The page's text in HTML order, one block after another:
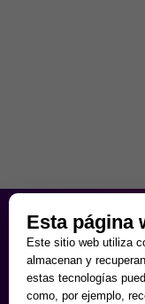
Esta página
Este sitio web utiliza
almacenan y
estas tecnologías
como, por ejemplo,